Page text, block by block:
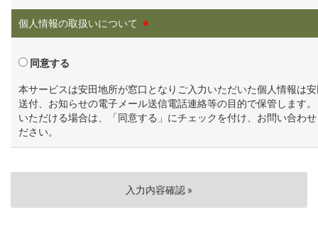
個人情報の取扱いについて ※
同意する
本サービスは安田地所が窓口となりご入力いただいた個人情報は
送付、お知らせの電子メール送信電話連絡等の目的で保管します
いただける場合は、「同意する」にチェックを付け、お問い合わ
ださい。